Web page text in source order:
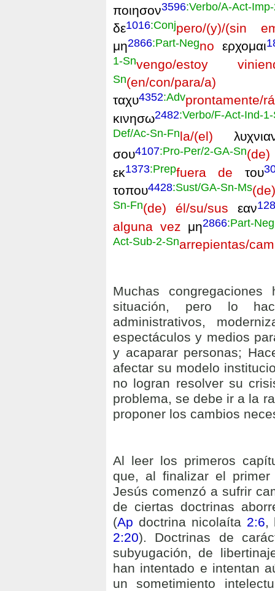
ποιησον3596:Verbo/A-Act-
δε1016:Conjpero/(y)/(sin
μη2866:Part-Negno ερχομαι
1-Snvengo/estoy
Sn(en/con/para/
ταχυ4352:Advprontamente/
κινησω2482:Verbo/F-Act-Ind-
Def/Ac-Sn-Fnla/(el)
σου4107:Pro-Per/2-GA-Sn
εκ1373:Prepfuera de του
τοπου4428:Sust/GA-Sn-Ms
Sn-Fn(de) él/su/sus εαν
alguna vez μη2866:Part-Neg
Act-Sub-2-Snarrepientas/
Muchas
situación, pero lo
administrativos,
espectáculos y medios
y acaparar personas;
afectar su modelo
no logran resolver su
problema, se debe ir a la
proponer los cambios
Al leer los primeros
que, al finalizar el
Jesús comenzó a sufrir
de ciertas doctrinas
(Ap doctrina nicolaíta 2:6,
2:20). Doctrinas de
subyugación, de
han intentado e intentan
un sometimiento